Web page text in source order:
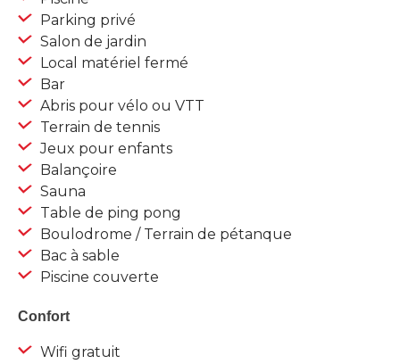
Parking privé
Salon de jardin
Local matériel fermé
Bar
Abris pour vélo ou VTT
Terrain de tennis
Jeux pour enfants
Balançoire
Sauna
Table de ping pong
Boulodrome / Terrain de pétanque
Bac à sable
Piscine couverte
Confort
Wifi gratuit